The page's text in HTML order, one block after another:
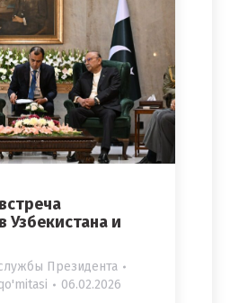
Узбекистана и
Президента
06.02.2026